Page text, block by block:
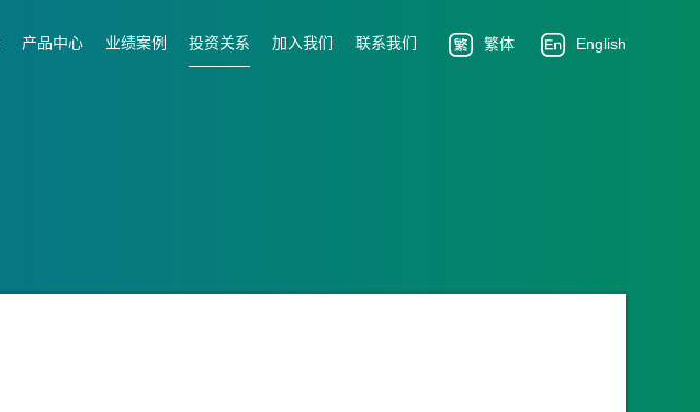
产品中心 业绩案例 投资关系 加入我们 联系我们 繁体 English